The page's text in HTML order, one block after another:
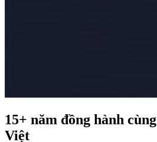
15+ năm đồng hành cùng
Việt